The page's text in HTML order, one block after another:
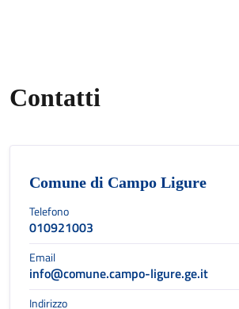
Contatti
Comune di Campo Ligure
Telefono
010921003
Email
info@comune.campo-ligure.ge.it
Indirizzo